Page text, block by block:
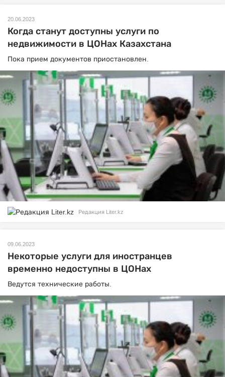
20.06.2023
Когда станут доступны услуги по
недвижимости в ЦОНах Казахстана
Пока прием документов приостановлен.
Редакция Liter.kz
09.06.2023
Некоторые услуги для иностранцев
временно недоступны в ЦОНах
Ведутся технические работы.